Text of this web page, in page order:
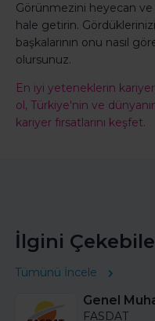
Görünmezini heyecan
hale getirin.
başkalarının onu nasıl
olursunuz.
En iyi yeteneklerin
ol, Türkiye'nin ve
kariyer fırsatlarını keşfet.
İlgini
Tümünü İncele
Genel
FASDAT